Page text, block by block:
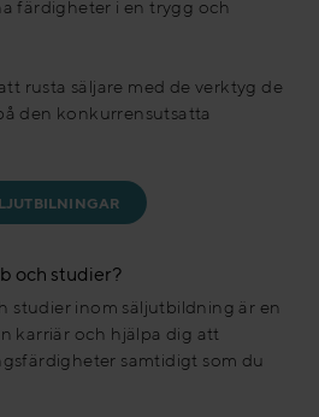
färdigheter i en trygg och
rusta säljare med de verktyg de
den konkurrensutsatta
och studier?
studier inom säljutbildning är en
karriär och hjälpa dig att
samtidigt som du